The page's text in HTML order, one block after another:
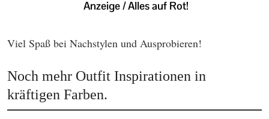
Viel Spaß bei Nachstylen und Ausprobieren!
Noch mehr Outfit Inspirationen in
kräftigen Farben.